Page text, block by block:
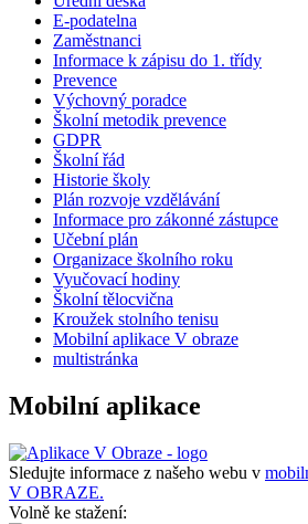
E-podatelna
Zaměstnanci
Informace k zápisu do 1. třídy
Prevence
Výchovný poradce
Školní metodik prevence
GDPR
Školní řád
Historie školy
Plán rozvoje vzdělávání
Informace pro zákonné zástupce
Učební plán
Organizace školního roku
Vyučovací hodiny
Školní tělocvična
Kroužek stolního tenisu
Mobilní aplikace V obraze
multistránka
Mobilní aplikace
Sledujte informace z našeho webu v
V OBRAZE.
Volně ke stažení: